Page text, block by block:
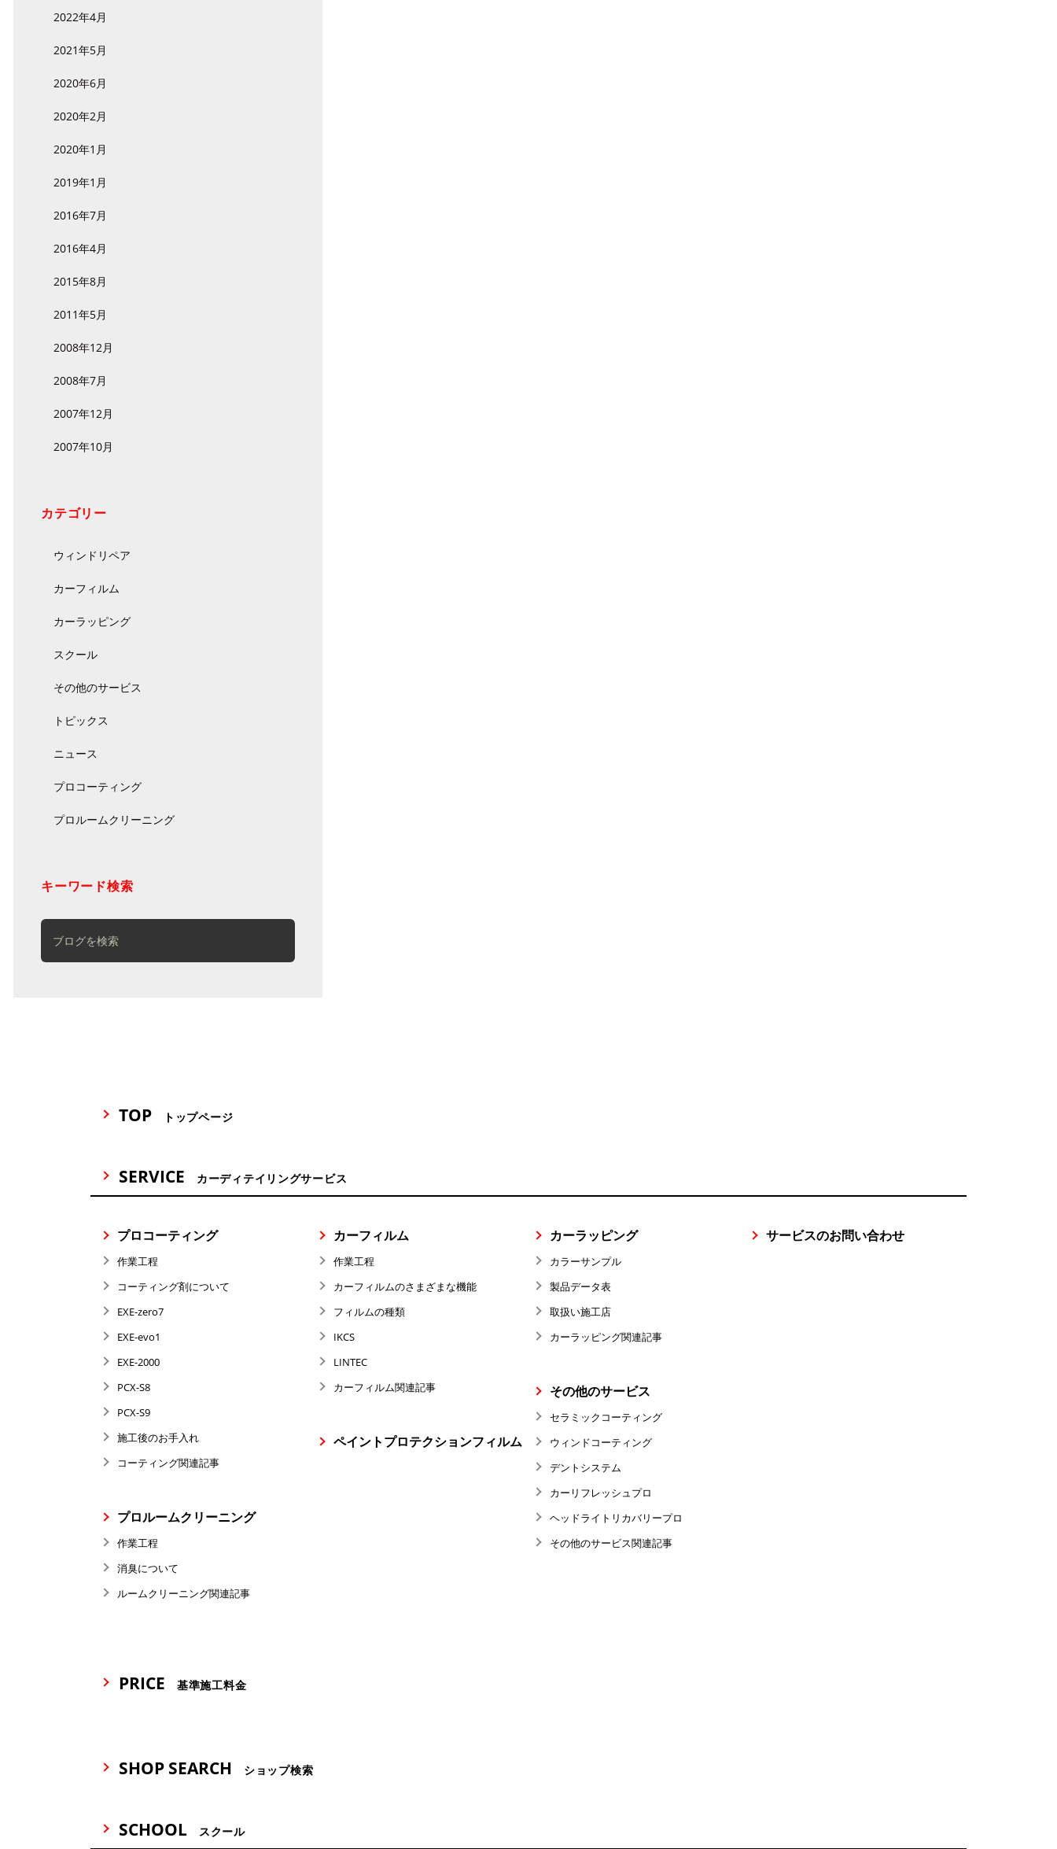
2022年4月
2021年5月
2020年6月
2020年2月
2020年1月
2019年1月
2016年7月
2016年4月
2015年8月
2011年5月
2008年12月
2008年7月
2007年12月
2007年10月
カテゴリー
ウィンドリペア
カーフィルム
カーラッピング
スクール
その他のサービス
トピックス
ニュース
プロコーティング
プロルームクリーニング
キーワード検索
TOP トップページ
SERVICE カーディテイリングサービス
プロコーティング
作業工程
コーティング剤について
EXE-zero7
EXE-evo1
EXE-2000
PCX-S8
PCX-S9
施工後のお手入れ
コーティング関連記事
プロルームクリーニング
作業工程
消臭について
ルームクリーニング関連記事
カーフィルム
作業工程
カーフィルムのさまざまな機能
フィルムの種類
IKCS
LINTEC
カーフィルム関連記事
ペイントプロテクションフィルム
カーラッピング
カラーサンプル
製品データ表
取扱い施工店
カーラッピング関連記事
その他のサービス
セラミックコーティング
ウィンドコーティング
デントシステム
カーリフレッシュプロ
ヘッドライトリカバリープロ
その他のサービス関連記事
サービスのお問い合わせ
PRICE 基準施工料金
SHOP SEARCH ショップ検索
SCHOOL スクール